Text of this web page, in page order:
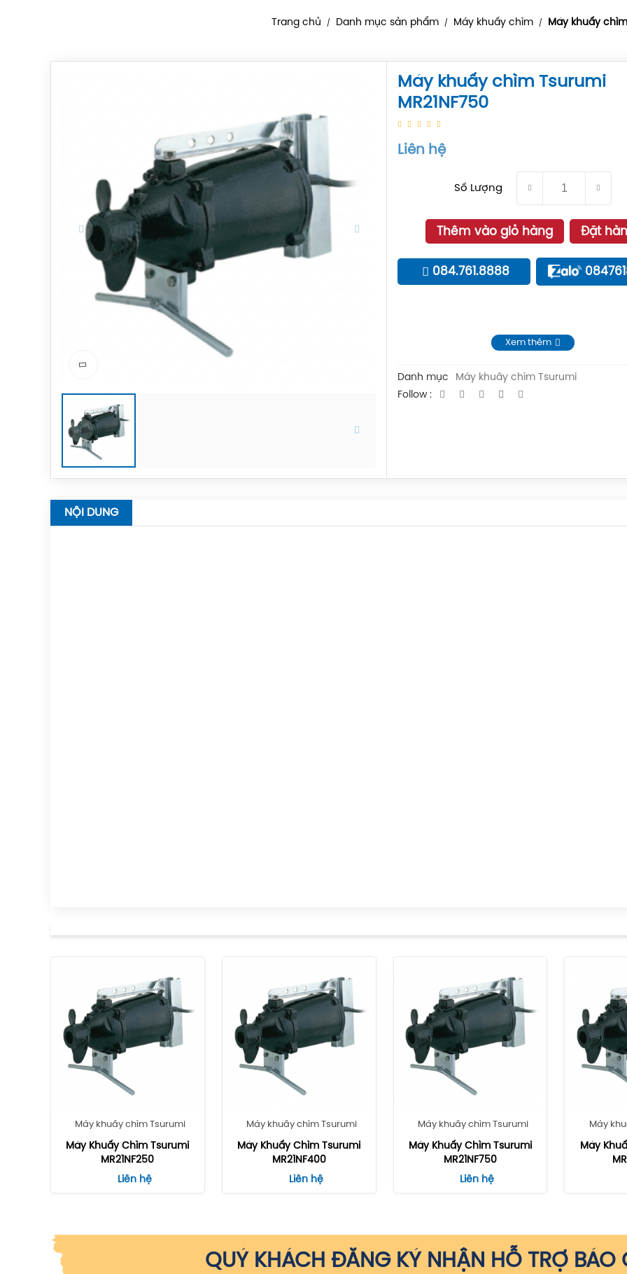
Trang chủ / Danh mục sản phẩm / Máy khuấy chìm / Máy khuấy
Máy khuấy chìm Tsurumi
MR21NF750
Liên hệ
Số Lượng
Thêm vào giỏ hàng Đặt
084.761.8888
Xem thêm
Danh mục
Máy khuấy chìm Tsurumi
Follow :
NỘI DUNG
Máy khuấy chìm Tsurumi
Máy Khuấy Chìm Tsurumi
MR21NF250
Liên hệ
Máy khuấy chìm Tsurumi
Máy Khuấy Chìm Tsurumi
MR21NF400
Liên hệ
Máy khuấy chìm Tsurumi
Máy Khuấy Chìm Tsurumi
MR21NF750
Liên hệ
Máy
Máy
QUÝ KHÁCH ĐĂNG KÝ NHẬN HỖ TRỢ BÁO